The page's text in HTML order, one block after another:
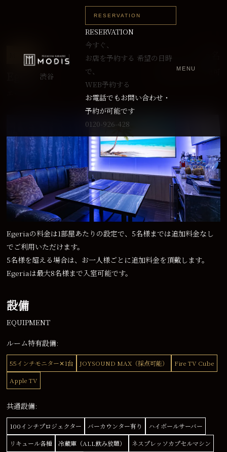
渋谷
RESERVATION
RESERVATION
今すぐ、
お店を予約する 希望の日時
で、
WEB予約する
お電話でもお問い合わせ・
予約が可能です
0120-926-428
MENU
M TYPE
Egeria 最大8名まで入室可
Egeriaの料金は1部屋あたりの設定で、5名様までは追加料金なし
でご利用いただけます。
5名様を超える場合は、お一人様ごとに追加料金を頂戴します。
Egeriaは最大8名様まで入室可能です。
設備
EQUIPMENT
ルーム特有設備:
55インチモニター✕1台 JOYSOUND MAX（採点可能）
Fire TV Cube
Apple TV
共通設備:
100インチプロジェクター バーカウンター有り
ハイボールサーバー
リキュール各種
冷蔵庫（ALL飲み放題）
ネスプレッソカプセルマシン